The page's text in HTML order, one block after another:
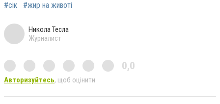
#сік #жир на животі
Никола Тесла
Журналист
0,0
Авторизуйтесь, щоб оцінити